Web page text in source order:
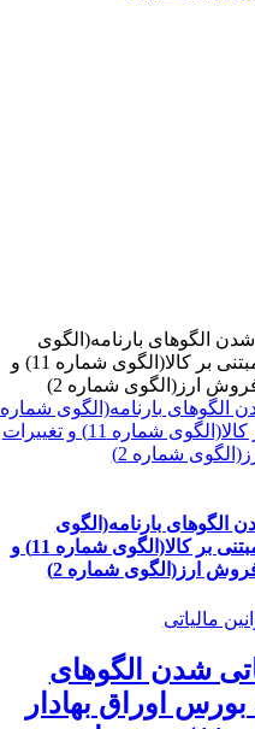
عملیاتی شدن الگوهای بارنامه(الگوی شماره
8)، بورس اوراق بهادار مبتنی بر کالا(الگوی شماره 11) و تغییرات
شماره 2)
عملیاتی شدن الگوهای بارنامه(الگوی
شماره 8)، بورس اوراق بهادار مبتنی بر کالا(الگوی شماره 11) و
ارز(الگوی شماره 2)
مالیاتی
51: عملیاتی شدن الگوهای
شماره 8)، بورس اوراق بهادار